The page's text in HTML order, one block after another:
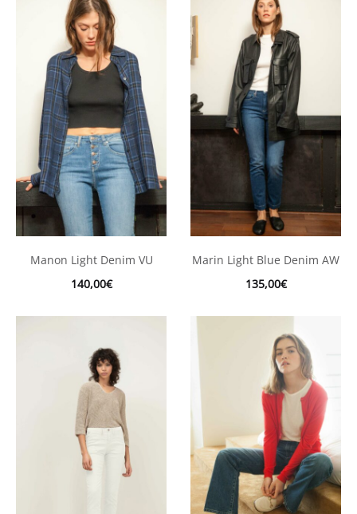
Manon Light Denim VU
140,00€
Marin Light Blue Denim AW
135,00€